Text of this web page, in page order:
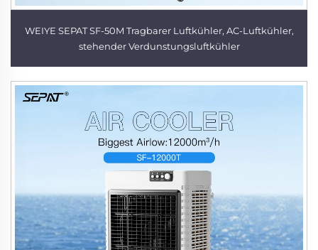
WEIYE SEPAT SF-50M Tragbarer Luftkühler, AC-Luftkühler,
stehender Verdunstungsluftkühler